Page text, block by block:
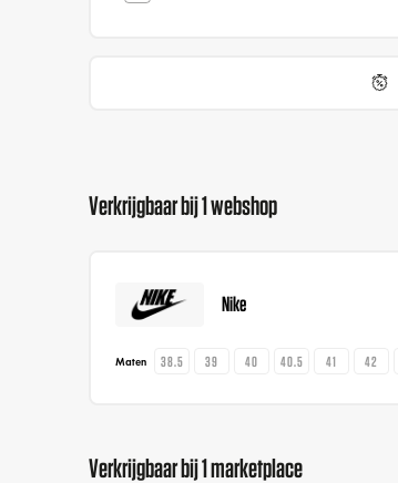
Verkrijgbaar bij 1 webshop
Nike
Maten 38.5 39 40 40.5 41 42
Verkrijgbaar bij 1 marketplace